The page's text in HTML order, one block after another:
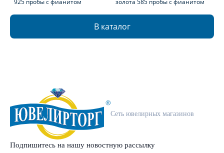
В каталог
Сеть ювелирных магазинов
Подпишитесь на нашу новостную рассылку